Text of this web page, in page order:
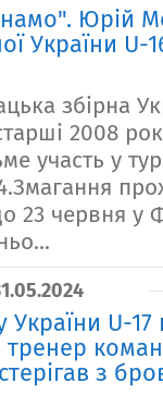
Юрій
України U-
збірна
2008
участь у
23 червня у
України U-
тренер
з